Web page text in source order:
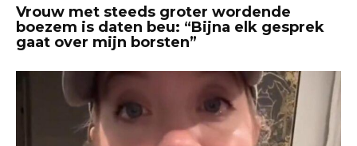
Vrouw met steeds groter wordende
boezem is daten beu: “Bijna elk gesprek
gaat over mijn borsten”